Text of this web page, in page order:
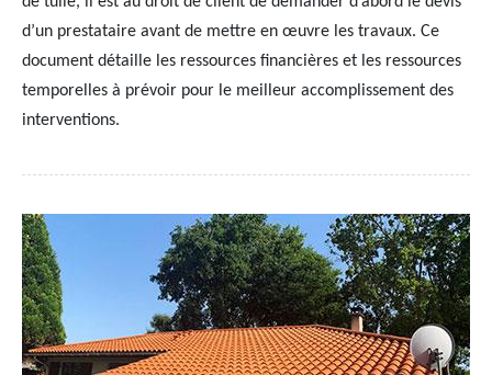
d’un prestataire avant de mettre en œuvre les travaux. Ce
document détaille les ressources financières et les ressources
temporelles à prévoir pour le meilleur accomplissement des
interventions.